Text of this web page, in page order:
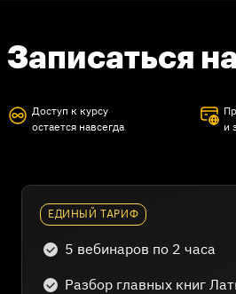
Записаться
Доступ к курсу
остается навсегда
и
ЕДИНЫЙ ТАРИФ
5 вебинаров по 2 часа
Разбор главных книг